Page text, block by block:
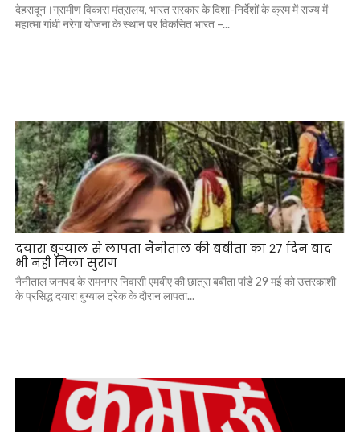
देहरादून।ग्रामीण विकास मंत्रालय, भारत सरकार के दिशा-निर्देशों के क्रम में राज्य में
महात्मा गांधी नरेगा योजना के स्थान पर विकसित भारत –...
दयारा बुग्याल से लापता नैनीताल की बबीता का 27 दिन बाद
भी नही मिला सुराग
नैनीताल जनपद के रामनगर निवासी एमबीए की छात्रा बबीता पांडे 29 मई को उत्तरकाशी
के प्रसिद्ध दयारा बुग्याल ट्रेक के दौरान लापता...